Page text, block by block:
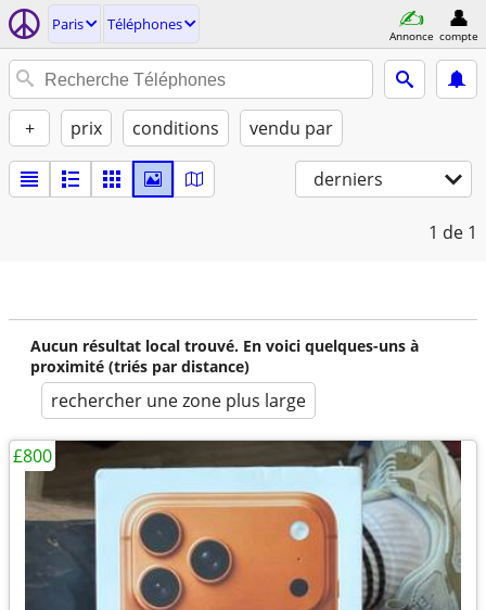
Paris Téléphones
Annonce compte
+ prix conditions vendu par
derniers
1 de 1
Aucun résultat local trouvé. En voici quelques-uns à
proximité (triés par distance)
rechercher une zone plus large
£800